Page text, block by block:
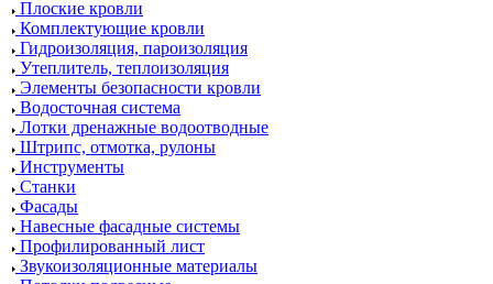
Плоские кровли
Комплектующие кровли
Гидроизоляция, пароизоляция
Утеплитель, теплоизоляция
Элементы безопасности кровли
Водосточная система
Лотки дренажные водоотводные
Штрипс, отмотка, рулоны
Инструменты
Станки
Фасады
Навесные фасадные системы
Профилированный лист
Звукоизоляционные материалы